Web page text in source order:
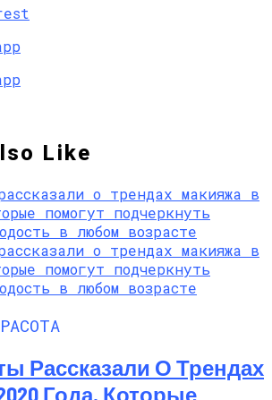
Like
Рассказали О Трендах
Года, Которые